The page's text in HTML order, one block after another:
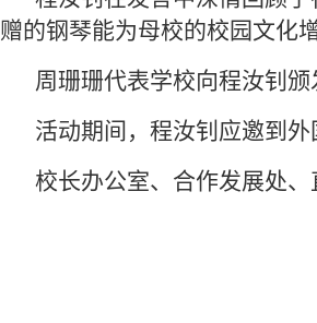
赠的钢琴能为母校的校园文化
周珊珊代表学校向程汝钊
活动期间，程汝钊应邀到
校长办公室、合作发展处